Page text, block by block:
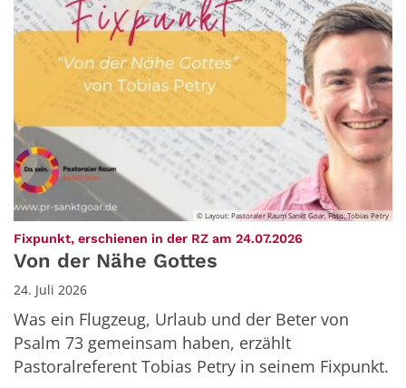
© Layout: Pastoraler Raum Sankt Goar, Foto: Tobias Petry
Fixpunkt, erschienen in der RZ am 24.07.2026
Von der Nähe Gottes
24. Juli 2026
Was ein Flugzeug, Urlaub und der Beter von
Psalm 73 gemeinsam haben, erzählt
Pastoralreferent Tobias Petry in seinem Fixpunkt.